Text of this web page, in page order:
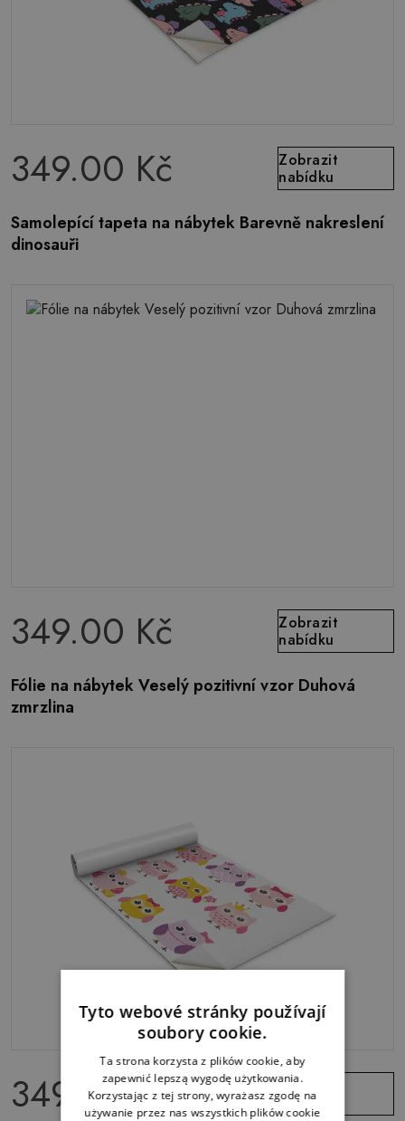
349.00 Kč
Zobrazit
nabídku
Samolepící tapeta na nábytek Barevně nakreslení
dinosauři
349.00 Kč
Zobrazit
nabídku
Fólie na nábytek Veselý pozitivní vzor Duhová
zmrzlina
349.00 Kč
Zobrazit
nabídku
Tyto webové stránky používají
soubory cookie.
Ta strona korzysta z plików cookie, aby
zapewnić lepszą wygodę użytkowania.
Korzystając z tej strony, wyrażasz zgodę na
używanie przez nas wszystkich plików cookie